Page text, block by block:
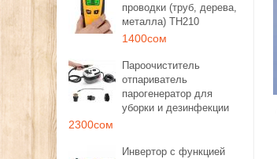
проводки (труб, дерева,
металла) TH210
1400сом
Пароочиститель
отпариватель
парогенератор для
уборки и дезинфекции
2300сом
Инвертор с функцией